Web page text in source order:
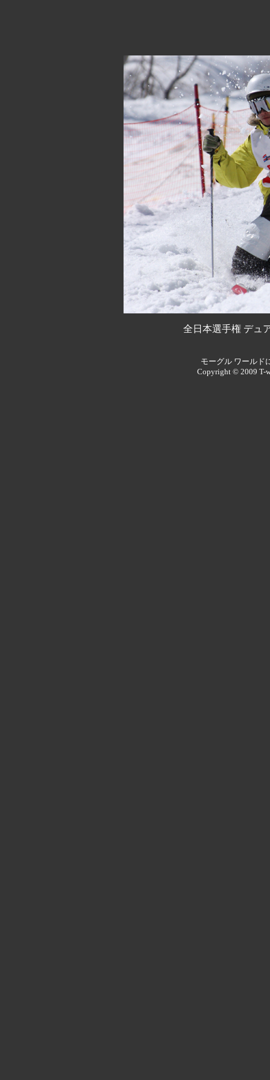
全日本選手権 デュ
モーグル ワールド
Copyright © 2009 T-